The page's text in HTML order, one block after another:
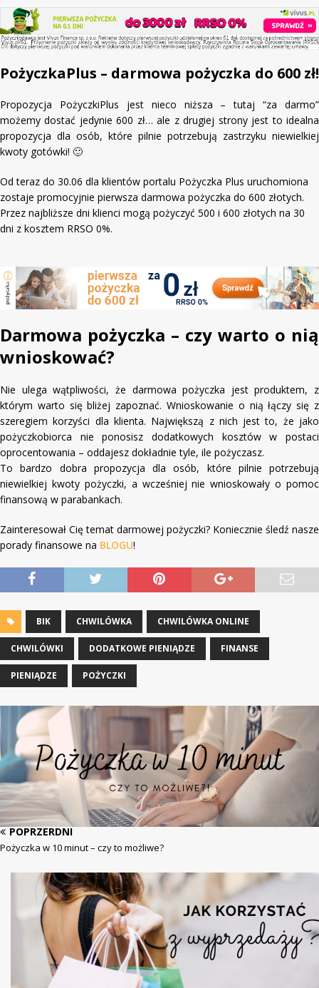
PożyczkaPlus – darmowa pożyczka do 600 zł!
Propozycja PożyczkiPlus jest nieco niższa – tutaj “za darmo”
możemy dostać jedynie 600 zł… ale z drugiej strony jest to idealna
propozycja dla osób, które pilnie potrzebują zastrzyku niewielkiej
kwoty gotówki! 🙂
Od teraz do 30.06 dla klientów portalu Pożyczka Plus uruchomiona
zostaje promocyjnie pierwsza darmowa pożyczka do 600 złotych.
Przez najbliższe dni klienci mogą pożyczyć 500 i 600 złotych na 30
dni z kosztem RRSO 0%.
Darmowa pożyczka – czy warto o nią
wnioskować?
Nie ulega wątpliwości, że darmowa pożyczka jest produktem, z
którym warto się bliżej zapoznać. Wnioskowanie o nią łączy się z
szeregiem korzyści dla klienta. Największą z nich jest to, że jako
pożyczkobiorca nie ponosisz dodatkowych kosztów w postaci
oprocentowania – oddajesz dokładnie tyle, ile pożyczasz.
To bardzo dobra propozycja dla osób, które pilnie potrzebują
niewielkiej kwoty pożyczki, a wcześniej nie wnioskowały o pomoc
finansową w parabankach.
Zainteresował Cię temat darmowej pożyczki? Koniecznie śledź nasze
porady finansowe na BLOGU!
BIK CHWILÓWKA CHWILÓWKA ONLINE
CHWILÓWKI DODATKOWE PIENIĄDZE FINANSE
PIENIĄDZE POŻYCZKI
POPRZERDNI
Pożyczka w 10 minut – czy to możliwe?